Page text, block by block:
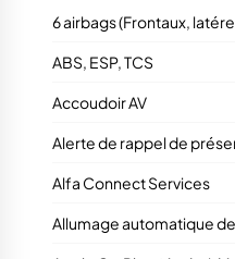
6 airbags (Frontaux,
ABS, ESP, TCS
Accoudoir AV
Alerte de rappel de
Alfa Connect Services
Allumage automatique